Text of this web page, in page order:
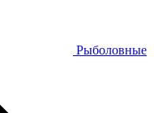
Рыболовные